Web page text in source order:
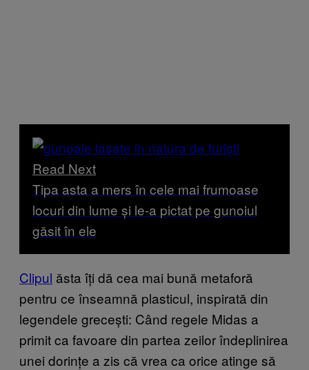
Read Next
Tipa asta a mers în cele mai frumoase
locuri din lume și le-a pictat pe gunoiul
găsit în ele
Clipul ăsta îți dă cea mai bună metaforă
pentru ce înseamnă plasticul, inspirată din
legendele grecești: Când regele Midas a
primit ca favoare din partea zeilor îndeplinirea
unei dorințe a zis că vrea ca orice atinge să